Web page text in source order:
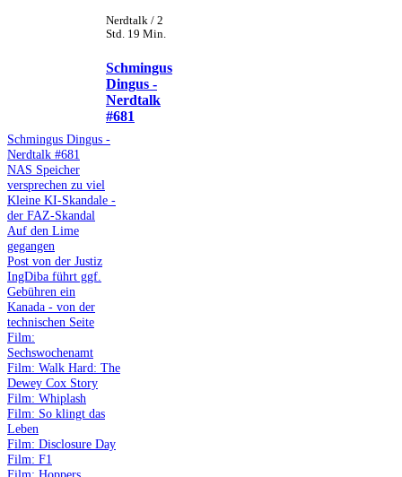
Nerdtalk / 2
Std. 19 Min.
Schmingus
Dingus -
Nerdtalk
#681
Schmingus Dingus -
Nerdtalk #681
NAS Speicher
versprechen zu viel
Kleine KI-Skandale -
der FAZ-Skandal
Auf den Lime
gegangen
Post von der Justiz
IngDiba führt ggf.
Gebühren ein
Kanada - von der
technischen Seite
Film:
Sechswochenamt
Film: Walk Hard: The
Dewey Cox Story
Film: Whiplash
Film: So klingt das
Leben
Film: Disclosure Day
Film: F1